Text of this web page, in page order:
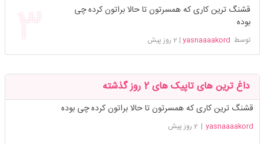
قشنگ ترین کاری که همسرتون تا حالا براتون کرده چی
بوده
توسط yasnaaaakord
| 2 روز پیش
داغ ترین های تاپیک های 2 روز گذشته
قشنگ ترین کاری که همسرتون تا حالا براتون کرده چی بوده
yasnaaaakord
| 2 روز پیش